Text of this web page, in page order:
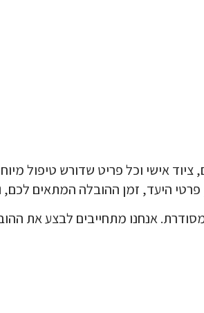
אישי וכל פריט שדורש טיפול
היעד, זמן ההובלה המתאים לכם,
אנחנו מתחייבים לבצע את